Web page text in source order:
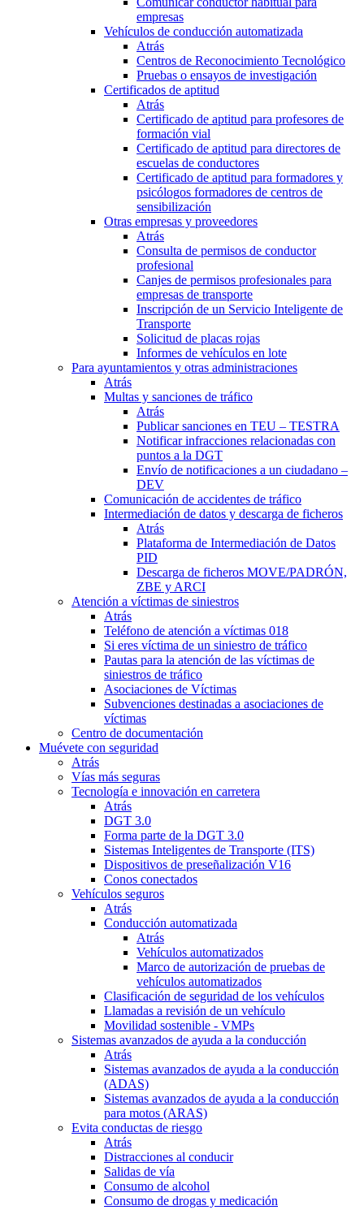
empresas
Vehículos de conducción automatizada
Atrás
Centros de Reconocimiento Tecnológico
Pruebas o ensayos de investigación
Certificados de aptitud
Atrás
Certificado de aptitud para profesores de
formación vial
Certificado de aptitud para directores de
escuelas de conductores
Certificado de aptitud para formadores y
psicólogos formadores de centros de
sensibilización
Otras empresas y proveedores
Atrás
Consulta de permisos de conductor
profesional
Canjes de permisos profesionales para
empresas de transporte
Inscripción de un Servicio Inteligente de
Transporte
Solicitud de placas rojas
Informes de vehículos en lote
Para ayuntamientos y otras administraciones
Atrás
Multas y sanciones de tráfico
Atrás
Publicar sanciones en TEU – TESTRA
Notificar infracciones relacionadas con
puntos a la DGT
Envío de notificaciones a un ciudadano –
DEV
Comunicación de accidentes de tráfico
Intermediación de datos y descarga de ficheros
Atrás
Plataforma de Intermediación de Datos
PID
Descarga de ficheros MOVE/PADRÓN,
ZBE y ARCI
Atención a víctimas de siniestros
Atrás
Teléfono de atención a víctimas 018
Si eres víctima de un siniestro de tráfico
Pautas para la atención de las víctimas de
siniestros de tráfico
Asociaciones de Víctimas
Subvenciones destinadas a asociaciones de
víctimas
Centro de documentación
Muévete con seguridad
Atrás
Vías más seguras
Tecnología e innovación en carretera
Atrás
DGT 3.0
Forma parte de la DGT 3.0
Sistemas Inteligentes de Transporte (ITS)
Dispositivos de preseñalización V16
Conos conectados
Vehículos seguros
Atrás
Conducción automatizada
Atrás
Vehículos automatizados
Marco de autorización de pruebas de
vehículos automatizados
Clasificación de seguridad de los vehículos
Llamadas a revisión de un vehículo
Movilidad sostenible - VMPs
Sistemas avanzados de ayuda a la conducción
Atrás
Sistemas avanzados de ayuda a la conducción
(ADAS)
Sistemas avanzados de ayuda a la conducción
para motos (ARAS)
Evita conductas de riesgo
Atrás
Distracciones al conducir
Salidas de vía
Consumo de alcohol
Consumo de drogas y medicación